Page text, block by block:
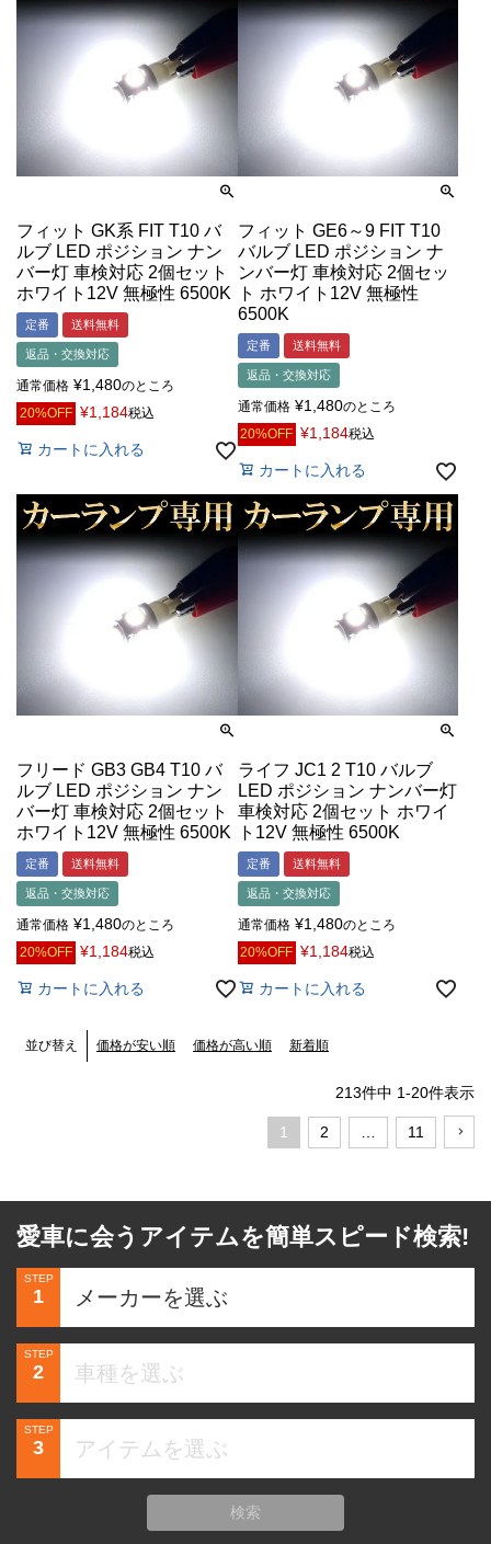
フィット GK系 FIT T10 バ
ルブ LED ポジション ナン
バー灯 車検対応 2個セット
ホワイト12V 無極性 6500K
定番 送料無料
返品・交換対応
通常価格 ¥1,480のところ
20%OFF ¥1,184税込
カートに入れる
フィット GE6～9 FIT T10
バルブ LED ポジション ナ
ンバー灯 車検対応 2個セッ
ト ホワイト12V 無極性
6500K
定番 送料無料
返品・交換対応
通常価格 ¥1,480のところ
20%OFF ¥1,184税込
カートに入れる
フリード GB3 GB4 T10 バ
ルブ LED ポジション ナン
バー灯 車検対応 2個セット
ホワイト12V 無極性 6500K
定番 送料無料
返品・交換対応
通常価格 ¥1,480のところ
20%OFF ¥1,184税込
カートに入れる
ライフ JC1 2 T10 バルブ
LED ポジション ナンバー灯
車検対応 2個セット ホワイ
ト12V 無極性 6500K
定番 送料無料
返品・交換対応
通常価格 ¥1,480のところ
20%OFF ¥1,184税込
カートに入れる
並び替え 価格が安い順 価格が高い順 新着順
213件中 1-20件表示
1 2 11
愛車に会うアイテムを簡単スピード検索!
STEP
1
STEP
2
STEP
3
検索